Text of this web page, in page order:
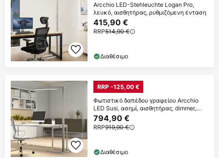
Arcchio LED-Stehleuchte Logan Pro,
λευκό, αισθητήρας, ρυθμιζόμενη ένταση
415,90 €
RRP514,90 €
Διαθέσιμο
RRP -125,00 €
Φωτιστικό δαπέδου γραφείου Arcchio
LED Susi, ασημί, αισθητήρας, dimmer,
CCT
794,90 €
RRP919,90 €
Διαθέσιμο